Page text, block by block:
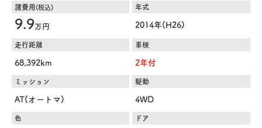
諸費用(税込)
9.9万円
年式
2014年(H26)
走行距離
68,392km
車検
2年付
ミッション
AT(オートマ)
駆動
4WD
色 ドア